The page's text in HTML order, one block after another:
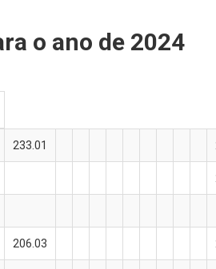
o ano de 2024
233.01
206.03